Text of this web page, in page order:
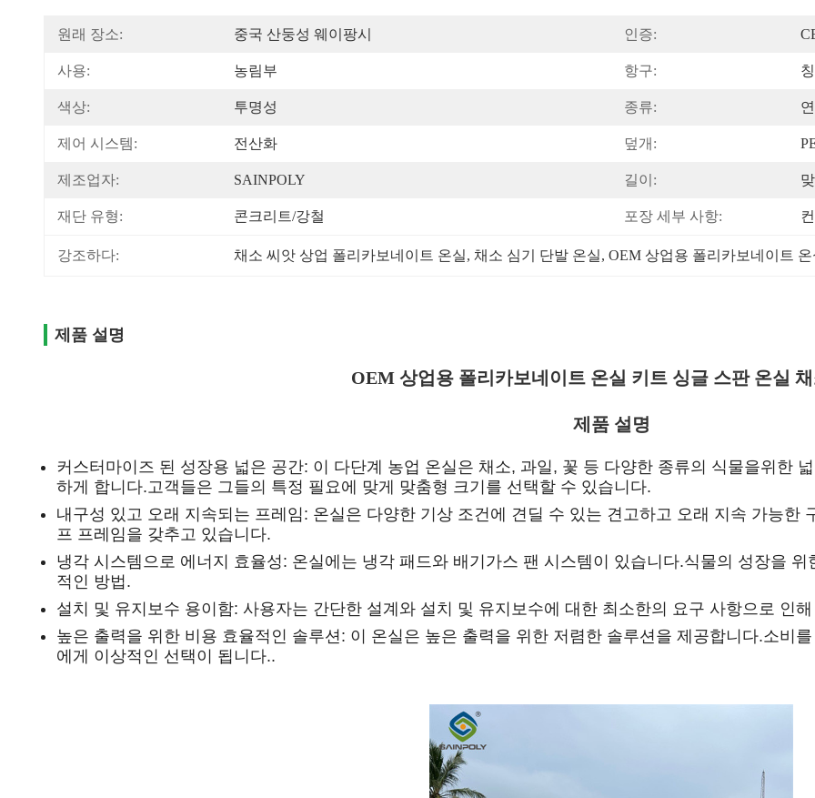
원래 장소: 중국 산둥성 웨이팡시 인증:
사용: 농림부 항구:
색상: 투명성 종류:
제어 시스템: 전산화 덮개:
제조업자: SAINPOLY 길이:
재단 유형: 콘크리트/강철 포장 세부 사항:
강조하다: 채소 씨앗 상업 폴리카보네이트 온실, 채소 심기 단발 온실, OEM 상업용 폴리카보네이트 온
제품 설명
OEM 상업용 폴리카보네이트 온실 키트 싱글 스판 온실 채
제품 설명
커스터마이즈 된 성장용 넓은 공간: 이 다단계 농업 온실은 채소, 과일, 꽃 등 다양한 종류의 식물을위한
하게 합니다.고객들은 그들의 특정 필요에 맞게 맞춤형 크기를 선택할 수 있습니다.
내구성 있고 오래 지속되는 프레임: 온실은 다양한 기상 조건에 견딜 수 있는 견고하고 오래 지속 가능한
프 프레임을 갖추고 있습니다.
냉각 시스템으로 에너지 효율성: 온실에는 냉각 패드와 배기가스 팬 시스템이 있습니다.식물의 성장을
적인 방법.
설치 및 유지보수 용이함: 사용자는 간단한 설계와 설치 및 유지보수에 대한 최소한의 요구 사항으로 인
높은 출력을 위한 비용 효율적인 솔루션: 이 온실은 높은 출력을 위한 저렴한 솔루션을 제공합니다.소비
에게 이상적인 선택이 됩니다..